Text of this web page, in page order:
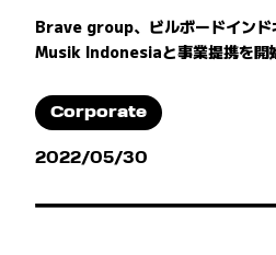
Brave group、ビルボードイン
Musik Indonesiaと事業提携を開
Corporate
2022/05/30